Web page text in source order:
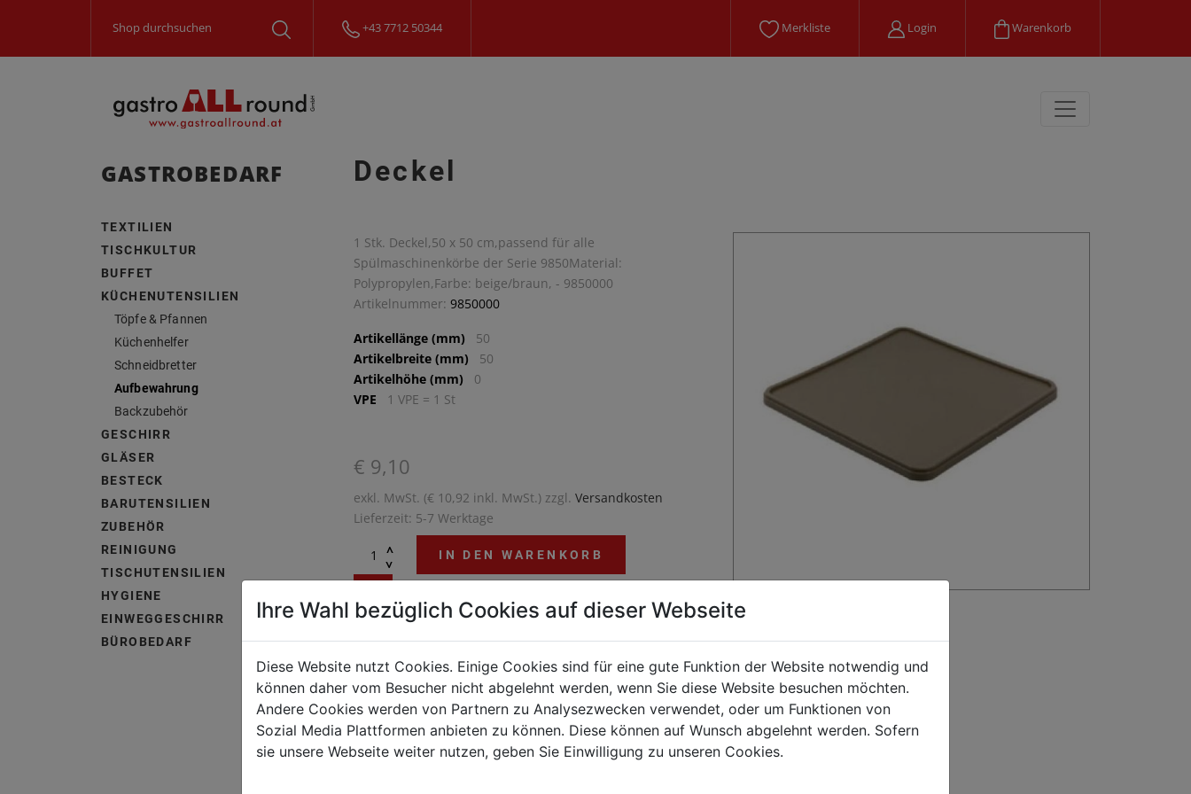
+43 7712 50344 Merkliste Login Warenkorb
GASTROBEDARF
TEXTILIEN
TISCHKULTUR
BUFFET
KÜCHENUTENSILIEN
Töpfe & Pfannen
Küchenhelfer
Schneidbretter
Aufbewahrung
Backzubehör
GESCHIRR
GLÄSER
BESTECK
BARUTENSILIEN
ZUBEHÖR
REINIGUNG
TISCHUTENSILIEN
HYGIENE
EINWEGGESCHIRR
BÜROBEDARF
Deckel
1 Stk. Deckel,50 x 50 cm,passend für alle
Spülmaschinenkörbe der Serie 9850Material:
Polypropylen,Farbe: beige/braun, - 9850000
Artikelnummer: 9850000
Artikellänge (mm)
50
Artikelbreite (mm)
50
Artikelhöhe (mm)
0
VPE
1 VPE = 1 St
€ 9,10
exkl. MwSt. (€ 10,92 inkl. MwSt.) zzgl. Versandkosten
Lieferzeit: 5-7 Werktage
^
^
IN DEN WARENKORB
1 Stk. Deckel50 x 50 cmpassend für alle
Spülmaschinenkörbe der Serie 9850Material:
PolypropylenFarbe: beige/braun
Ihre Wahl bezüglich Cookies auf dieser Webseite
Diese Website nutzt Cookies. Einige Cookies sind für eine gute Funktion der Website notwendig und
können daher vom Besucher nicht abgelehnt werden, wenn Sie diese Website besuchen möchten.
Andere Cookies werden von Partnern zu Analysezwecken verwendet, oder um Funktionen von
Sozial Media Plattformen anbieten zu können. Diese können auf Wunsch abgelehnt werden. Sofern
sie unsere Webseite weiter nutzen, geben Sie Einwilligung zu unseren Cookies.